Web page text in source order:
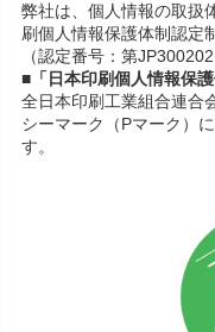
弊社は、個人情報の取扱
刷個人情報保護体制認定
（認定番号：第JP300202
■「日本印刷個人情報保
全日本印刷工業組合連合
シーマーク（Pマーク）
す。